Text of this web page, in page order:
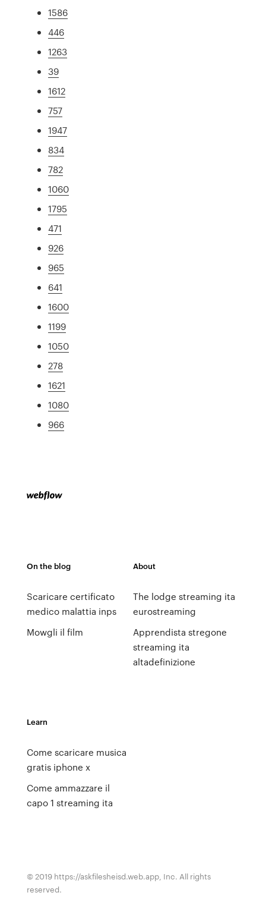
1586
446
1263
39
1612
757
1947
834
782
1060
1795
471
926
965
641
1600
1199
1050
278
1621
1080
966
On the blog
Scaricare certificato
medico malattia inps
Mowgli il film
About
The lodge streaming ita
eurostreaming
Apprendista stregone
streaming ita
altadefinizione
Learn
Come scaricare musica
gratis iphone x
Come ammazzare il
capo 1 streaming ita
© 2019 https://askfilesheisd.web.app, Inc. All rights
reserved.